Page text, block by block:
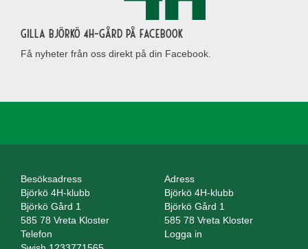
Gilla Björkö 4H-gård på Facebook
Få nyheter från oss direkt på din Facebook.
Besöksadress
Björkö 4H-klubb
Björkö Gård 1
585 78 Vreta Kloster
Adress
Björkö 4H-klubb
Björkö Gård 1
585 78 Vreta Kloster
Telefon
Logga in